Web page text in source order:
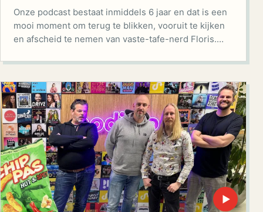
Onze podcast bestaat inmiddels 6 jaar en dat is een
mooi moment om terug te blikken, vooruit te kijken
en afscheid te nemen van vaste-tafe-nerd Floris.…
▶